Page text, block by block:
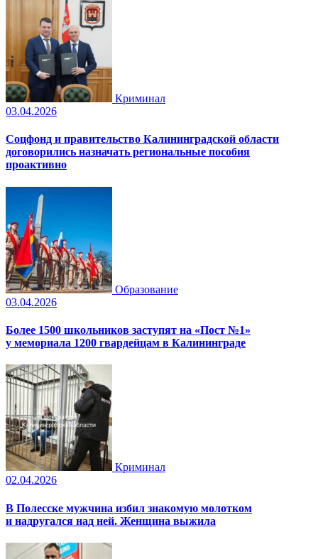
Криминал
03.04.2026
Соцфонд и правительство Калининградской области
договорились назначать региональные пособия
проактивно
Образование
03.04.2026
Более 1500 школьников заступят на «Пост №1»
у мемориала 1200 гвардейцам в Калининграде
Криминал
02.04.2026
В Полесске мужчина избил знакомую молотком
и надругался над ней. Женщина выжила